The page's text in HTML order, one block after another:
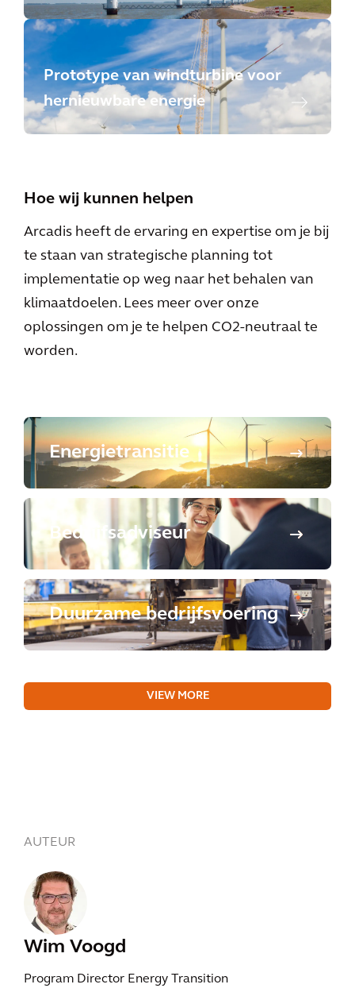
Growth Review
Prototype van windturbine voor
hernieuwbare energie
Hoe wij kunnen helpen
Arcadis heeft de ervaring en expertise om je bij
te staan van strategische planning tot
implementatie op weg naar het behalen van
klimaatdoelen. Lees meer over onze
oplossingen om je te helpen CO2-neutraal te
worden.
Energietransitie
Bedrijfsadviseur
Duurzame bedrijfsvoering
VIEW MORE
AUTEUR
Wim Voogd
Program Director Energy Transition